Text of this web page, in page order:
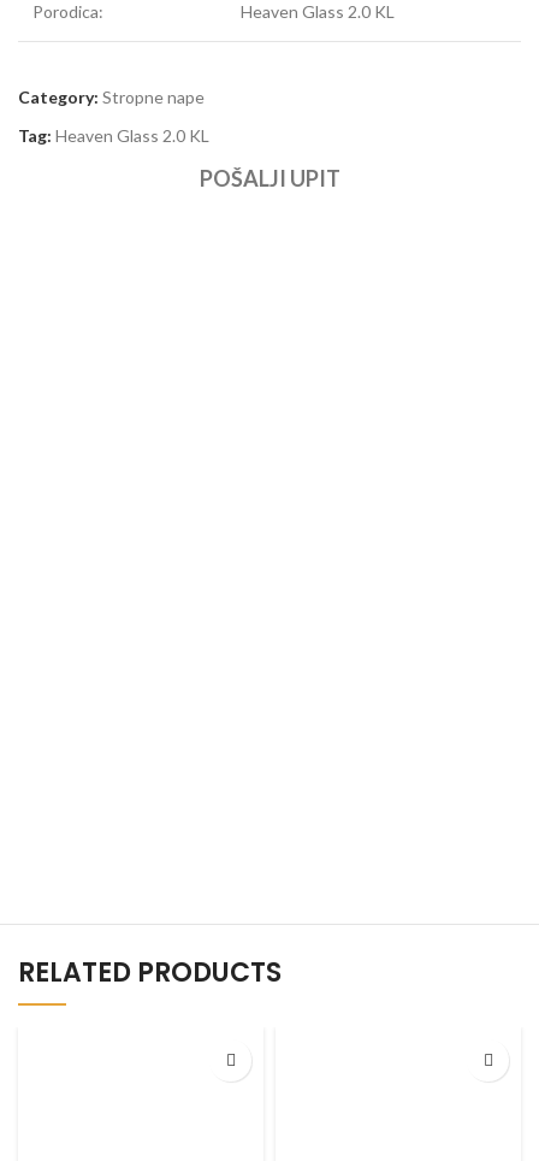
Porodica: Heaven Glass 2.0 KL
Category: Stropne nape
Tag: Heaven Glass 2.0 KL
POŠALJI UPIT
RELATED PRODUCTS